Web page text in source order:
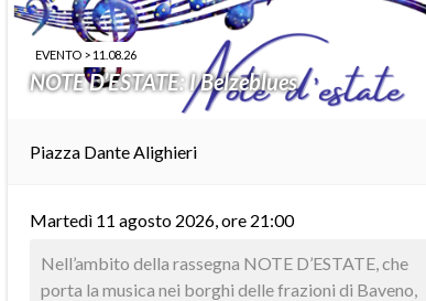
EVENTO > 11.08.26
NOTE D’ESTATE: I Belzeblues
Piazza Dante Alighieri
Martedì 11 agosto 2026, ore 21:00
Nell’ambito della rassegna NOTE D’ESTATE, che
porta la musica nei borghi delle frazioni di Baveno,